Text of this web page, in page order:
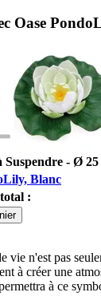
Oase
Suspendre - Ø 25
Blanc
:
vie n'est pas
à créer une
à ce